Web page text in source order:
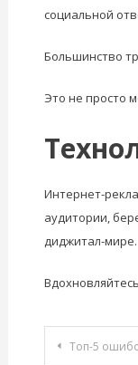
социальной
Большинство
Это не просто
Интернет-
аудитории,
диджитал-мире.
Топ-5